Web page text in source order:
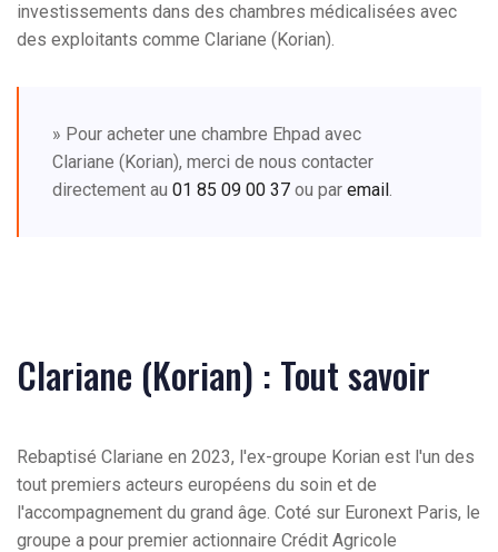
investissements dans des chambres médicalisées avec
des exploitants comme Clariane (Korian).
» Pour acheter une chambre Ehpad avec
Clariane (Korian), merci de nous contacter
directement au 01 85 09 00 37 ou par email .
Clariane (Korian) : Tout savoir
Rebaptisé Clariane en 2023, l'ex-groupe Korian est l'un des
tout premiers acteurs européens du soin et de
l'accompagnement du grand âge. Coté sur Euronext Paris, le
groupe a pour premier actionnaire Crédit Agricole